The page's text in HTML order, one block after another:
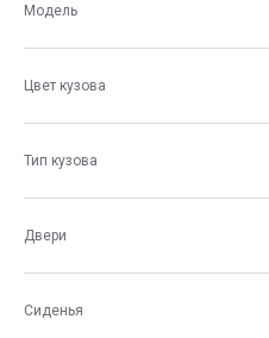
Модель
Цвет кузова
Тип кузова
Двери
Сиденья